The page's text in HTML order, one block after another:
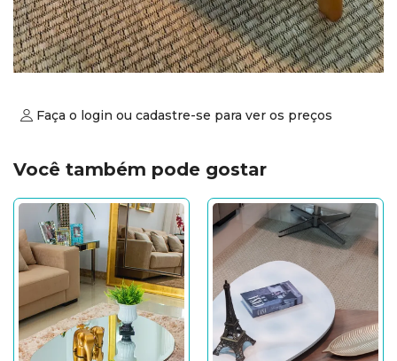
Faça o login ou cadastre-se para ver os preços
Você também pode gostar